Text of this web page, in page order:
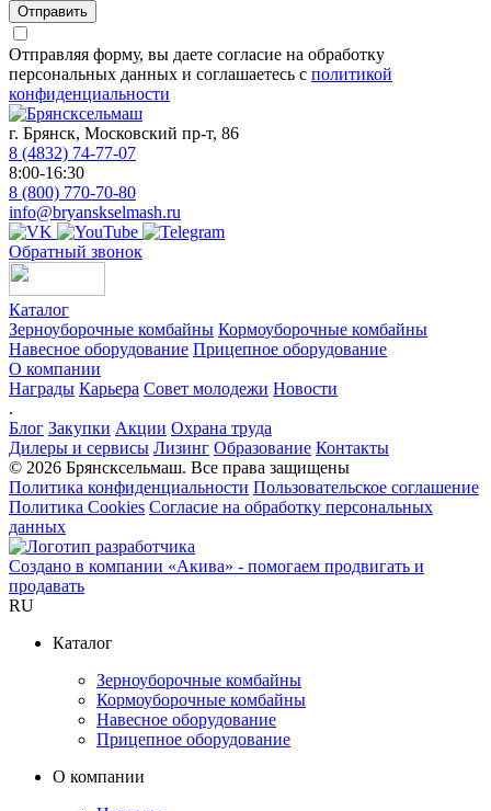
Отправить
Отправляя форму, вы даете согласие на обработку
персональных данных и соглашаетесь с политикой
конфиденциальности
г. Брянск, Московский пр-т, 86
8 (4832) 74-77-07
8:00-16:30
8 (800) 770-70-80
info@bryanskselmash.ru
Обратный звонок
Каталог
Зерноуборочные комбайны Кормоуборочные комбайны
Навесное оборудование Прицепное оборудование
О компании
Награды Карьера Совет молодежи Новости
.
Блог Закупки Акции Охрана труда
Дилеры и сервисы Лизинг Образование Контакты
© 2026 Брянсксельмаш. Все права защищены
Политика конфиденциальности Пользовательское соглашение
Политика Cookies Согласие на обработку персональных
данных
Создано в компании «Акива» - помогаем продвигать и
продавать
RU
Каталог
Зерноуборочные комбайны
Кормоуборочные комбайны
Навесное оборудование
Прицепное оборудование
О компании